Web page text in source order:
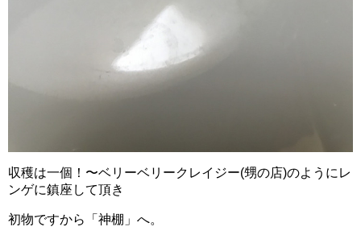
収穫は一個！〜ベリーベリークレイジー(甥の店)のようにレ
ンゲに鎮座して頂き
初物ですから「神棚」へ。